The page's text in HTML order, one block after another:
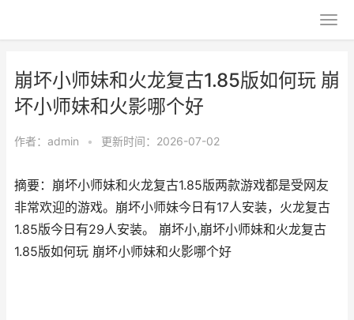
崩坏小师妹和火龙复古1.85版如何玩 崩
坏小师妹和火影哪个好
作者： admin • 更新时间：2026-07-02
摘要：崩坏小师妹和火龙复古1.85版两款游戏都是受网友
非常欢迎的游戏。崩坏小师妹今日有17人安装，火龙复古
1.85版今日有29人安装。 崩坏小,崩坏小师妹和火龙复古
1.85版如何玩 崩坏小师妹和火影哪个好